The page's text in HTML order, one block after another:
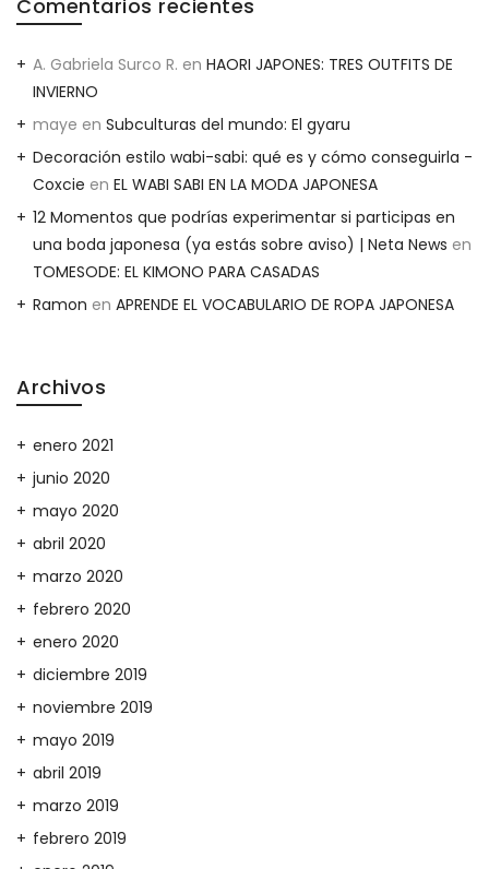
Comentarios recientes
A. Gabriela Surco R. en HAORI JAPONES: TRES OUTFITS DE
INVIERNO
maye en Subculturas del mundo: El gyaru
Decoración estilo wabi-sabi: qué es y cómo conseguirla -
Coxcie en EL WABI SABI EN LA MODA JAPONESA
12 Momentos que podrías experimentar si participas en
una boda japonesa (ya estás sobre aviso) | Neta News en
TOMESODE: EL KIMONO PARA CASADAS
Ramon en APRENDE EL VOCABULARIO DE ROPA JAPONESA
Archivos
enero 2021
junio 2020
mayo 2020
abril 2020
marzo 2020
febrero 2020
enero 2020
diciembre 2019
noviembre 2019
mayo 2019
abril 2019
marzo 2019
febrero 2019